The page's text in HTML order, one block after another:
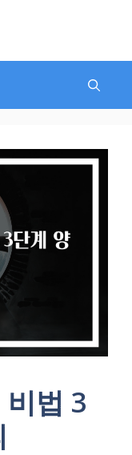
법 3